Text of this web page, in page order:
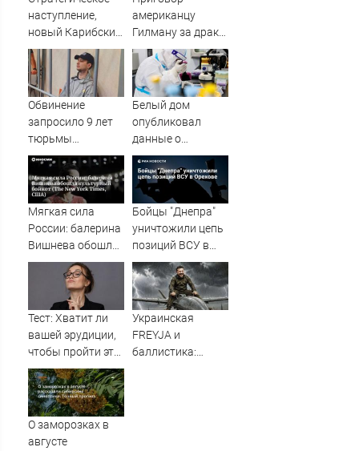
наступление,
новый Карибский
кризис или охота
на лидеров. Три
пути против
терактов
американцу
Гилману за драки
в воронежском
СИЗО
потребовали
ужесточить -
Новости на
Обвинение
запросило 9 лет
тюрьмы
американцу
Гилману по
новому делу
Белый дом
опубликовал
данные о
лабораторном
происхождении
COVID-19
Мягкая сила
России: балерина
Вишнева обошла
культурный
бойкот (The New
York Times, США)
Бойцы "Днепра"
уничтожили цепь
позиций ВСУ в
Орехове
Тест: Хватит ли
вашей эрудиции,
чтобы пройти эту
викторину без
помощи
интернета?
Украинская
FREYJA и
баллистика:
О заморозках в
августе